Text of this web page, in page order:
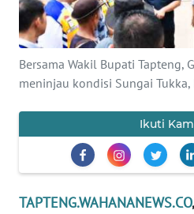
Bersama Wakil Bupati Tapteng,
meninjau kondisi Sungai
Ikuti
TAPTENG.WAHANANEWS.CO
KAMI
INFO
IKLAN
TENTANG
SIBER